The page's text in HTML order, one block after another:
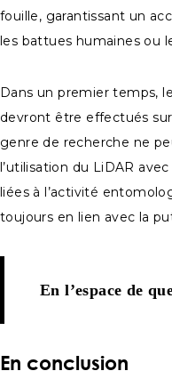
fouille, garantissant un
les battues humaines ou
Dans un premier temps,
devront être effectués
genre de recherche ne
l’utilisation du LiDAR
liées à l’activité
toujours en lien avec la
En l’espace de
En conclusion